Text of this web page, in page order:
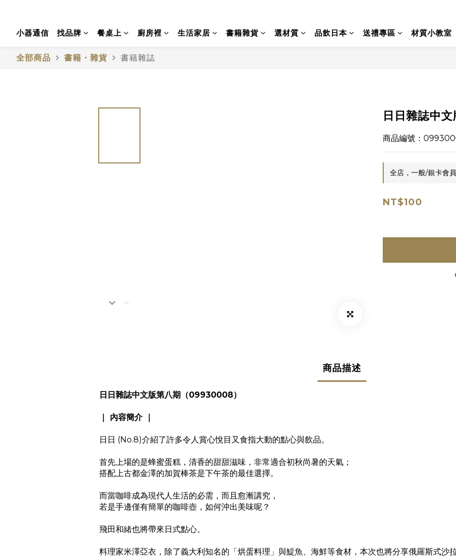
小器通信 找品牌 餐桌上 廚房裡 生活家居 書籍雜貨 選材質 品飲日本 送禮專區 材質小教室
全部商品 書籍・雜貨 書籍雜誌
日日雜誌中文
商品編號：
全店，一般/銀卡會
NT$100
商品描述
日日雜誌中文版第八期（09930008）
｜ 內容簡介 ｜
日日 (No.8)介紹了許多令人賞心悅目又食指大動的點心與飲品。
首先上場的是蜂蜜蛋糕，清香的甜甜滋味，非常適合初秋尚暑的天氣；
搭配上古都金澤的加賀棒茶是下午茶的最佳選擇。
而當咖啡成為現代人生活的必需，而且愈漸講究，
若是手邊僅有簡單的咖啡壺，如何沖出美味呢？
飛田和緒也將帶來日式點心。
料理家米澤亞衣，除了義大利知名的「烘蛋料理」與鯷魚、海鮮等食材，本次也將分享俄羅斯式沙拉